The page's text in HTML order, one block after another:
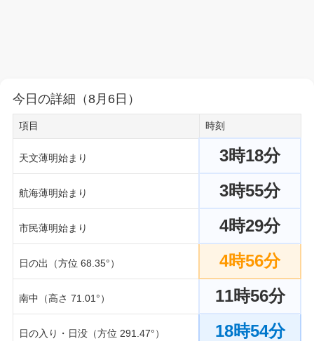
今日の詳細（8月6日）
項目 時刻
天文薄明始まり 3時18分
航海薄明始まり 3時55分
市民薄明始まり 4時29分
日の出（方位 68.35°） 4時56分
南中（高さ 71.01°） 11時56分
日の入り・日没（方位 291.47°） 18時54分